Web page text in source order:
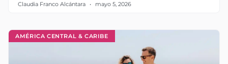
Claudia Franco Alcántara mayo 5, 2026
AMÉRICA CENTRAL & CARIBE